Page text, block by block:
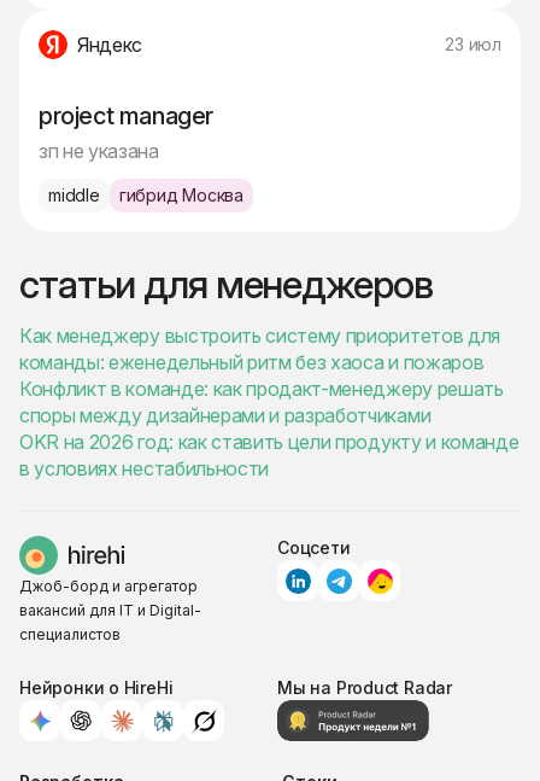
Яндекс 23 июл
project manager
зп не указана
middle гибрид Москва
статьи для менеджеров
Как менеджеру выстроить систему приоритетов для
команды: еженедельный ритм без хаоса и пожаров
Конфликт в команде: как продакт-менеджеру решать
споры между дизайнерами и разработчиками
OKR на 2026 год: как ставить цели продукту и команде
в условиях нестабильности
Джоб-борд и агрегатор
вакансий для IT и Digital-
специалистов
Соцсети
Нейронки о HireHi Мы на Product Radar